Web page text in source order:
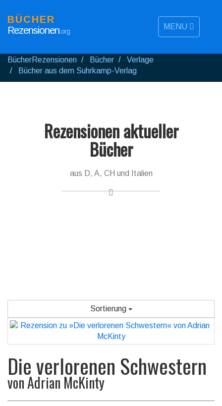
MENU
BÜCHER
Rezensionen.org
BücherRezensionen Bücher
Verlage
Bücher aus dem Suhrkamp-Verlag
Rezensionen aktueller
Bücher
aus D, A, CH und Italien
Sortierung
Die verlorenen Schwestern
vonAdrian McKinty